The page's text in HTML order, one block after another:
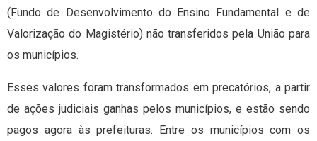
(Fundo de Desenvolvimento do Ensino Fundamental e de
Valorização do Magistério) não transferidos pela União para
os municípios.
Esses valores foram transformados em precatórios, a partir
de ações judiciais ganhas pelos municípios, e estão sendo
pagos agora às prefeituras. Entre os municípios com os